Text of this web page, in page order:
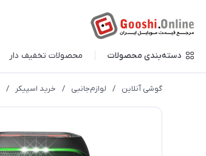
دسته‌بندی محصولات محصولات تخفیف دار
گوشی آنلاین / لوازم‌جانبی / خرید اسپیکر /